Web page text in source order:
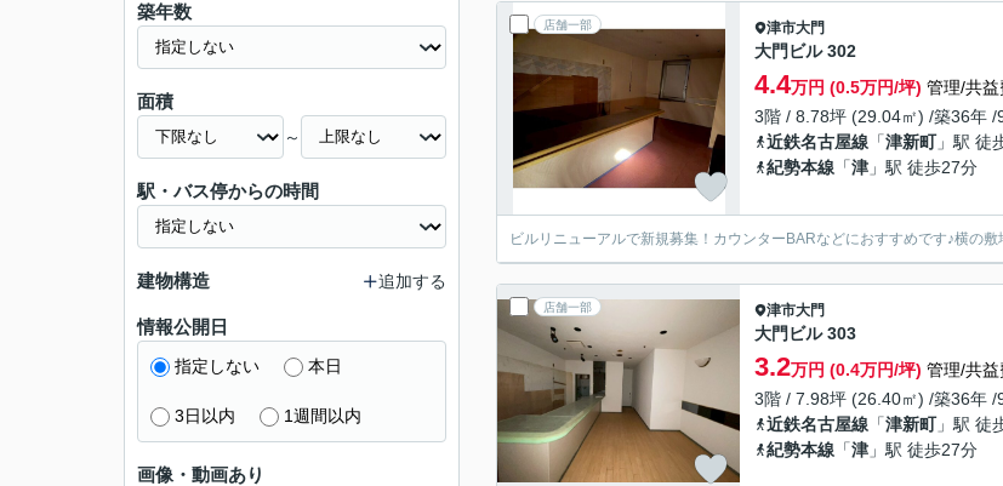
店舗一部 津市大門
大門ビル 302
4.4万円 (0.5万円/坪) 管理/共
3階 / 8.78坪 (29.04㎡) /築36年 /
近鉄名古屋線 「津新町」駅 徒
紀勢本線 「津 」駅 徒歩27分
ビルリニューアルで新規募集！カウンターBARなどにおすすめです♪横の
店舗一部 津市大門
大門ビル 303
3.2万円 (0.4万円/坪) 管理/共
3階 / 7.98坪 (26.40㎡) /築36年 /
近鉄名古屋線 「津新町」駅 徒
紀勢本線 「津 」駅 徒歩27分
築年数
面積
～
駅・バス停からの時間
建物構造 追加する
情報公開日
指定しない 本日
3日以内 1週間以内
画像・動画あり